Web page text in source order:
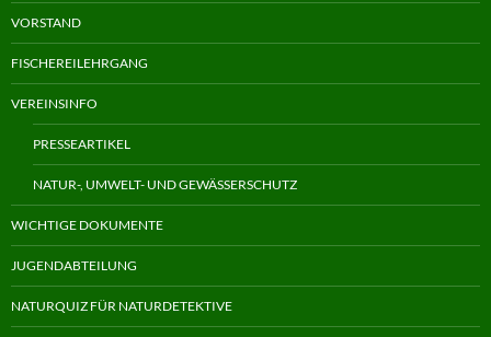
VORSTAND
FISCHEREILEHRGANG
VEREINSINFO
PRESSEARTIKEL
NATUR-, UMWELT- UND GEWÄSSERSCHUTZ
WICHTIGE DOKUMENTE
JUGENDABTEILUNG
NATURQUIZ FÜR NATURDETEKTIVE